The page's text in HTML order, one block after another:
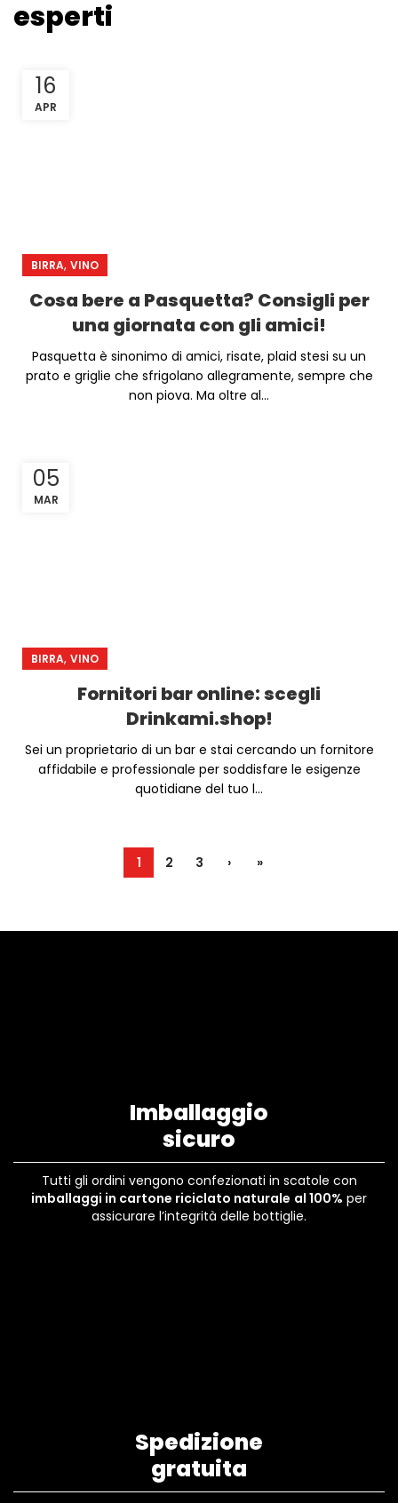
esperti
16
APR
BIRRA, VINO
Cosa bere a Pasquetta? Consigli per
una giornata con gli amici!
Pasquetta è sinonimo di amici, risate, plaid stesi su un
prato e griglie che sfrigolano allegramente, sempre che
non piova. Ma oltre al...
05
MAR
BIRRA, VINO
Fornitori bar online: scegli
Drinkami.shop!
Sei un proprietario di un bar e stai cercando un fornitore
affidabile e professionale per soddisfare le esigenze
quotidiane del tuo l...
1 2 3 › »
Imballaggio
sicuro
Tutti gli ordini vengono confezionati in scatole con
imballaggi in cartone riciclato naturale al 100% per
assicurare l’integrità delle bottiglie.
Spedizione
gratuita